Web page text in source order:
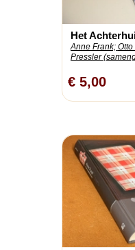
Het
Anne Frank;
Pressler
€ 5,00